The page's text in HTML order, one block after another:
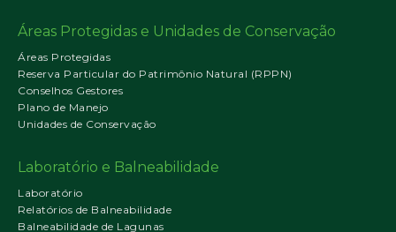
Áreas Protegidas e Unidades de Conservação
Áreas Protegidas
Reserva Particular do Patrimônio Natural (RPPN)
Conselhos Gestores
Plano de Manejo
Unidades de Conservação
Laboratório e Balneabilidade
Laboratório
Relatórios de Balneabilidade
Balneabilidade de Lagunas